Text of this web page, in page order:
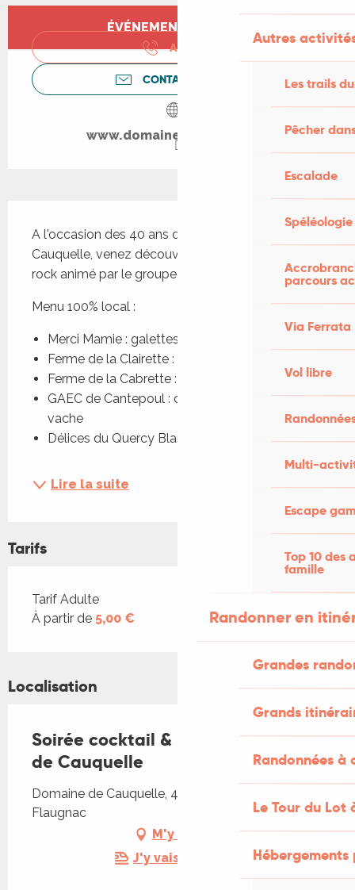
Autres
Les trails
Pêcher
Escalade
Spéléologie
parcours
Via Ferrata
Vol libre
Multi-
Escape
Top 10 des
famille
Randonner en
Grandes
Grands
Randonnées
Le Tour du Lot
Ouverture et coordonnées
ÉVÉNEMENT TERMINÉ
APPELER
CONTACTEZ-NOUS
www.domaine-cauquelle.fr
A l'occasion des 40 ans du domaine de
Cauquelle, venez découvrir la soirée cocktail et
rock animé par le groupe Nodal Rock.
Menu 100% local :
Merci Mamie : galettes
Ferme de la Clairette : burgers
Ferme de la Cabrette : fromages
GAEC de Cantepoul : crème glacée au lait de
vache
Délices du Quercy Blanc :...
Lire la suite
Tarifs
Tarifs 2026
Tarif Adulte
À partir de 5,00 €
Localisation
Soirée cocktail & rock au domaine
de Cauquelle
Domaine de Cauquelle, 46170 Saint-Paul-
Flaugnac
M'y rendre
J'y vais en train !